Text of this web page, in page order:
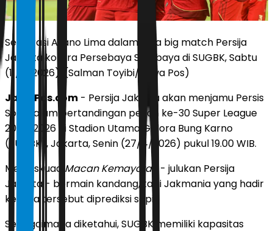
Selebrasi Allano Lima dalam laga big match Persija
Jakarta kontra Persebaya Surabaya di SUGBK, Sabtu
(11/4/2026). (Salman Toyibi/Jawa Pos)
JawaPos.com - Persija Jakarta akan menjamu Persis
Solo dalam pertandingan pekan ke-30 Super League
2025/2026 di Stadion Utama Gelora Bung Karno
(SUGBK), Jakarta, Senin (27/4/2026) pukul 19.00 WIB.
Meski skuad Macan Kemayoran - julukan Persija
Jakarta - bermain kandang, tapi Jakmania yang hadir
ke laga tersebut diprediksi sepi.
Sebagaimana diketahui, SUGBK memiliki kapasitas